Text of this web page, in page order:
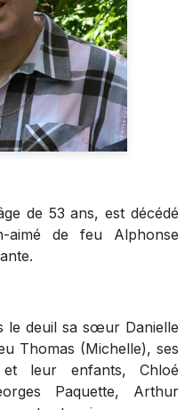
de 53 ans, est décédé
aimé de feu Alphonse
le deuil sa sœur Danielle
Thomas (Michelle), ses
et leur enfants, Chloé
Paquette, Arthur